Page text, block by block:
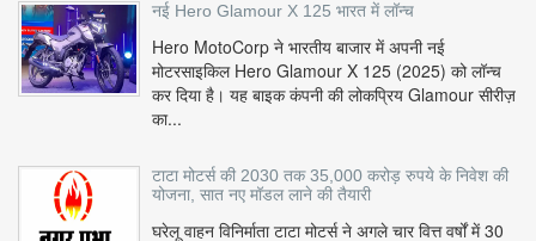
नई Hero Glamour X 125 भारत में लॉन्च
Hero MotoCorp ने भारतीय बाजार में अपनी नई
मोटरसाइकिल Hero Glamour X 125 (2025) को लॉन्च
कर दिया है। यह बाइक कंपनी की लोकप्रिय Glamour सीरीज़
का...
टाटा मोटर्स की 2030 तक 35,000 करोड़ रुपये के निवेश की
योजना, सात नए मॉडल लाने की तैयारी
घरेलू वाहन विनिर्माता टाटा मोटर्स ने अगले चार वित्त वर्षों में 30